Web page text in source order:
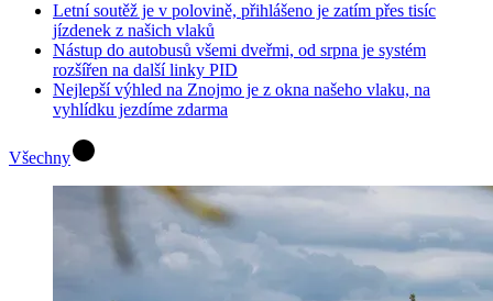
Letní soutěž je v polovině, přihlášeno je zatím přes tisíc
jízdenek z našich vlaků
Nástup do autobusů všemi dveřmi, od srpna je systém
rozšířen na další linky PID
Nejlepší výhled na Znojmo je z okna našeho vlaku, na
vyhlídku jezdíme zdarma
Všechny